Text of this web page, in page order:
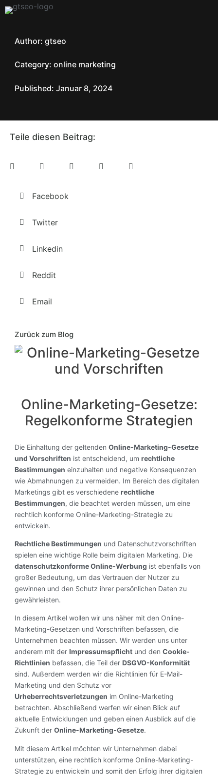
Author: gtseo
Category: online marketing
Published: Januar 8, 2024
Teile diesen Beitrag:
Facebook
Twitter
Linkedin
Reddit
Email
Zurück zum Blog
Online-Marketing-Gesetze:
Regelkonforme Strategien
Die Einhaltung der geltenden Online-Marketing-Gesetze
und Vorschriften ist entscheidend, um rechtliche
Bestimmungen einzuhalten und negative Konsequenzen
wie Abmahnungen zu vermeiden. Im Bereich des digitalen
Marketings gibt es verschiedene rechtliche
Bestimmungen, die beachtet werden müssen, um eine
rechtlich konforme Online-Marketing-Strategie zu
entwickeln.
Rechtliche Bestimmungen und Datenschutzvorschriften
spielen eine wichtige Rolle beim digitalen Marketing. Die
datenschutzkonforme Online-Werbung ist ebenfalls von
großer Bedeutung, um das Vertrauen der Nutzer zu
gewinnen und den Schutz ihrer persönlichen Daten zu
gewährleisten.
In diesem Artikel wollen wir uns näher mit den Online-
Marketing-Gesetzen und Vorschriften befassen, die
Unternehmen beachten müssen. Wir werden uns unter
anderem mit der Impressumspflicht und den Cookie-
Richtlinien befassen, die Teil der DSGVO-Konformität
sind. Außerdem werden wir die Richtlinien für E-Mail-
Marketing und den Schutz vor
Urheberrechtsverletzungen im Online-Marketing
betrachten. Abschließend werfen wir einen Blick auf
aktuelle Entwicklungen und geben einen Ausblick auf die
Zukunft der Online-Marketing-Gesetze.
Mit diesem Artikel möchten wir Unternehmen dabei
unterstützen, eine rechtlich konforme Online-Marketing-
Strategie zu entwickeln und somit den Erfolg ihrer digitalen